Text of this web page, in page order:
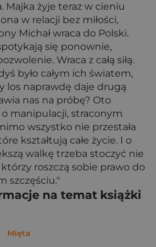
Majka żyje teraz w cieniu
w relacji bez miłości,
Michał wraca do Polski.
się ponownie,
Wraca z całą siłą.
było całym ich światem,
los naprawdę daje drugą
nas na próbę? Oto
manipulacji, straconym
wszystko nie przestała
kształtują całe życie. I o
walkę trzeba stoczyć nie
roszczą sobie prawo do
szczęściu."
na temat książki
Mięta